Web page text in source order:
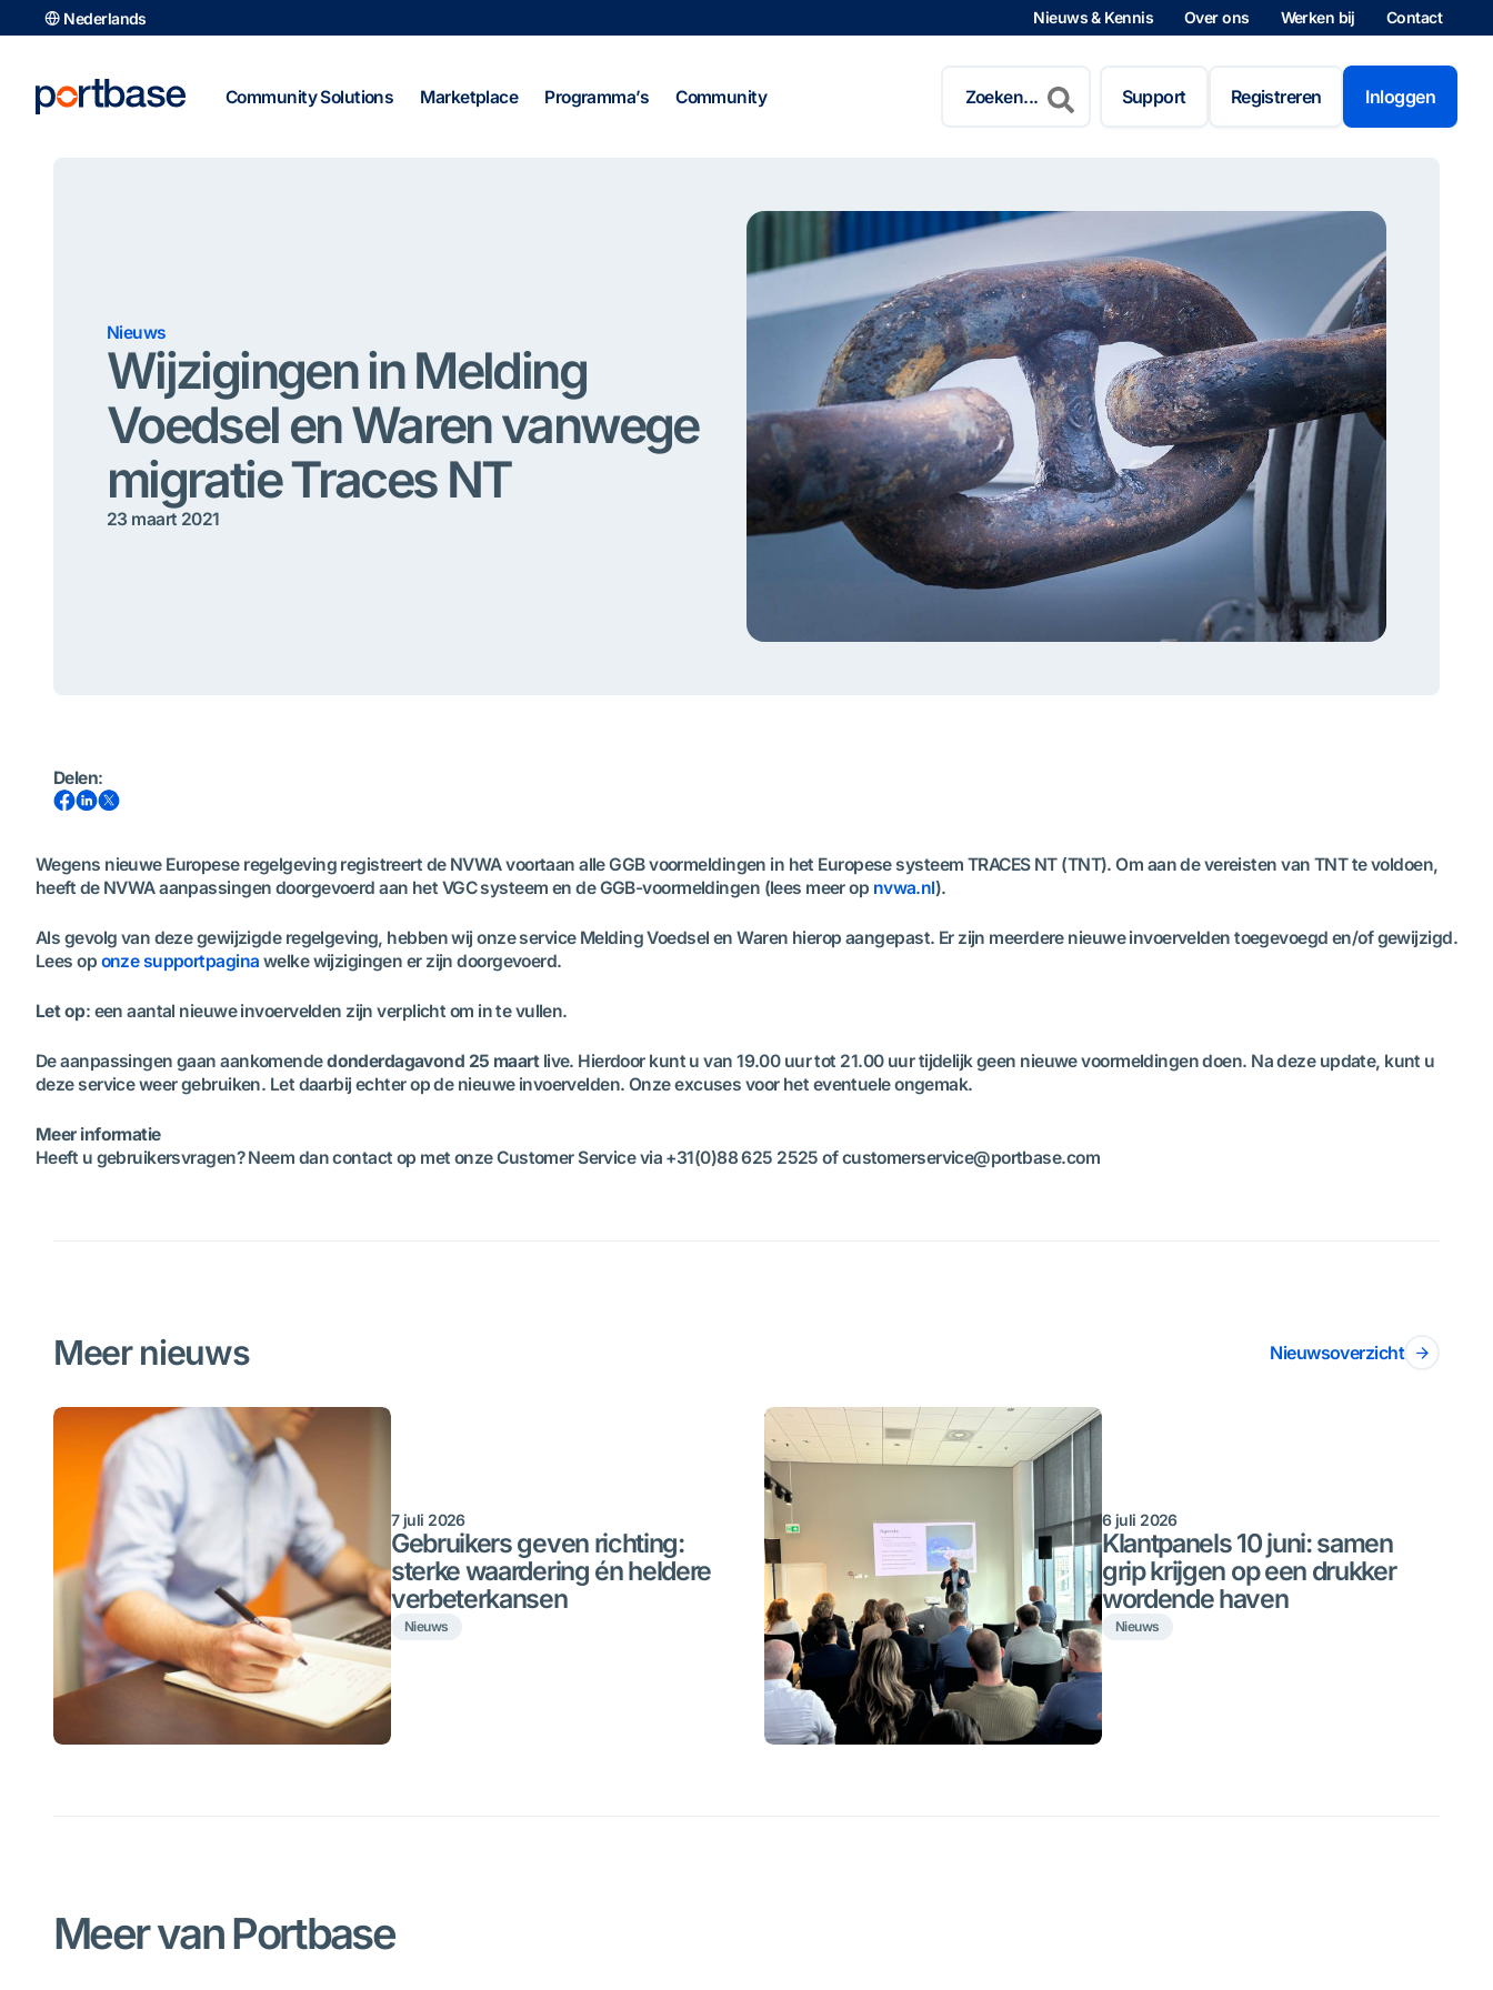
naar
inhoud
Nederlands Nieuws & Kennis Over ons Werken bij Contact
Community Solutions Marketplace Programma’s Community
naar:
Support Registreren Inloggen
Nieuws
Wijzigingen in Melding
Voedsel en Waren vanwege
migratie Traces NT
23 maart 2021
Delen:
Wegens nieuwe Europese regelgeving registreert de NVWA voortaan alle GGB voormeldingen in het Europese systeem TRACES NT (TNT). Om aan de vereisten van TNT te voldoen,
heeft de NVWA aanpassingen doorgevoerd aan het VGC systeem en de GGB-voormeldingen (lees meer op nvwa.nl).
Als gevolg van deze gewijzigde regelgeving, hebben wij onze service Melding Voedsel en Waren hierop aangepast. Er zijn meerdere nieuwe invoervelden toegevoegd en/of gewijzigd.
Lees op onze supportpagina welke wijzigingen er zijn doorgevoerd.
Let op: een aantal nieuwe invoervelden zijn verplicht om in te vullen.
De aanpassingen gaan aankomendedonderdagavond 25 maartlive. Hierdoor kunt u van 19.00 uur tot 21.00 uur tijdelijk geen nieuwe voormeldingen doen. Na deze update, kunt u
deze service weer gebruiken. Let daarbij echter op de nieuwe invoervelden. Onze excuses voor het eventuele ongemak.
Meer informatie
Heeft u gebruikersvragen? Neem dan contact op met onze Customer Service via +31(0)88 625 2525 of customerservice@portbase.com
Meer nieuws Nieuwsoverzicht
7 juli 2026
Gebruikers geven richting:
sterke waardering én heldere
verbeterkansen
Nieuws
6 juli 2026
Klantpanels 10 juni: samen
grip krijgen op een drukker
wordende haven
Nieuws
Meer van Portbase